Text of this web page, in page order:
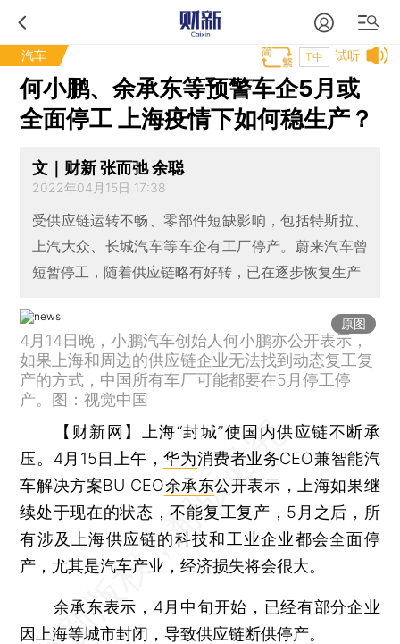
汽车 试听
T中
何小鹏、余承东等预警车企5月或
全面停工 上海疫情下如何稳生产？
文｜财新 张而弛 余聪
2022年04月15日 17:38
受供应链运转不畅、零部件短缺影响，包括特斯拉、
上汽大众、长城汽车等车企有工厂停产。蔚来汽车曾
短暂停工，随着供应链略有好转，已在逐步恢复生产
原图
4月14日晚，小鹏汽车创始人何小鹏亦公开表示，
如果上海和周边的供应链企业无法找到动态复工复
产的方式，中国所有车厂可能都要在5月停工停
产。图：视觉中国
【财新网】
上海“封城”使国内供应链不断承
压。4月15日上午，华为消费者业务CEO兼智能汽
车解决方案BU CEO余承东公开表示，上海如果继
续处于现在的状态，不能复工复产，5月之后，所
有涉及上海供应链的科技和工业企业都会全面停
产，尤其是汽车产业，经济损失将会很大。
余承东表示，4月中旬开始，已经有部分企业
因上海等城市封闭，导致供应链断供停产。